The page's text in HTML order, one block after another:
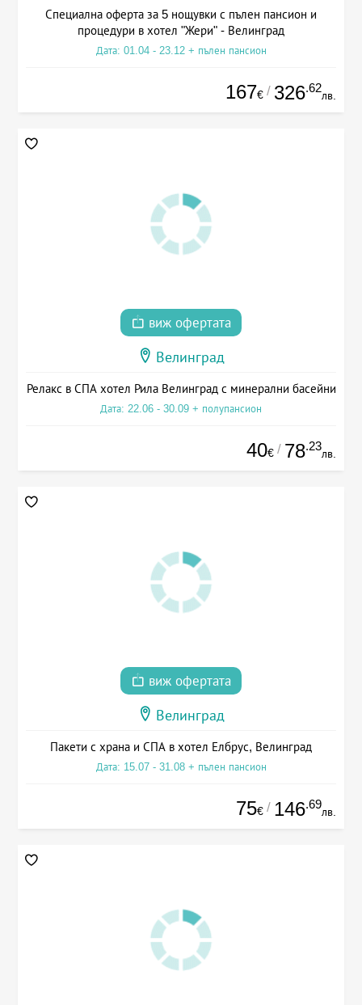
Специална оферта за 5 нощувки с пълен пансион и
процедури в хотел "Жери" - Велинград
Дата: 01.04 - 23.12 + пълен пансион
167€ / 326.62
лв.
виж офертата
Велинград
Релакс в СПА хотел Рила Велинград с минерални басейни
Дата: 22.06 - 30.09 + полупансион
40€ / 78.23
лв.
виж офертата
Велинград
Пакети с храна и СПА в хотел Елбрус, Велинград
Дата: 15.07 - 31.08 + пълен пансион
75€ / 146.69
лв.